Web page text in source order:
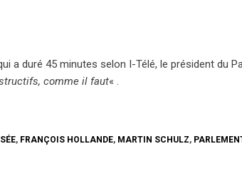
a duré 45 minutes selon I-Télé, le président du
comme il faut« .
, FRANÇOIS HOLLANDE, MARTIN SCHULZ,